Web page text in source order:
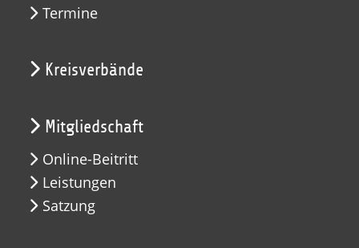
Termine
Kreisverbände
Mitgliedschaft
Online-Beitritt
Leistungen
Satzung